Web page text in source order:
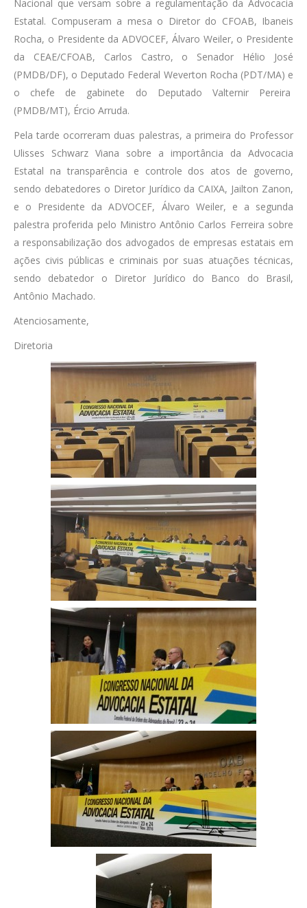
Nacional que versam sobre a regulamentação da Advocacia
Estatal. Compuseram a mesa o Diretor do CFOAB, Ibaneis
Rocha, o Presidente da ADVOCEF, Álvaro Weiler, o Presidente
da CEAE/CFOAB, Carlos Castro, o Senador Hélio José
(PMDB/DF), o Deputado Federal Weverton Rocha (PDT/MA) e
o chefe de gabinete do Deputado Valternir Pereira
(PMDB/MT), Ércio Arruda.
Pela tarde ocorreram duas palestras, a primeira do Professor
Ulisses Schwarz Viana sobre a importância da Advocacia
Estatal na transparência e controle dos atos de governo,
sendo debatedores o Diretor Jurídico da CAIXA, Jailton Zanon,
e o Presidente da ADVOCEF, Álvaro Weiler, e a segunda
palestra proferida pelo Ministro Antônio Carlos Ferreira sobre
a responsabilização dos advogados de empresas estatais em
ações civis públicas e criminais por suas atuações técnicas,
sendo debatedor o Diretor Jurídico do Banco do Brasil,
Antônio Machado.
Atenciosamente,
Diretoria